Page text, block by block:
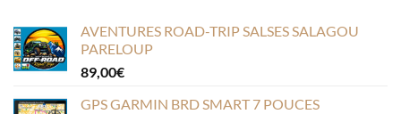
AVENTURES ROAD-TRIP SALSES SALAGOU
PARELOUP
89,00€
GPS GARMIN BRD SMART 7 POUCES